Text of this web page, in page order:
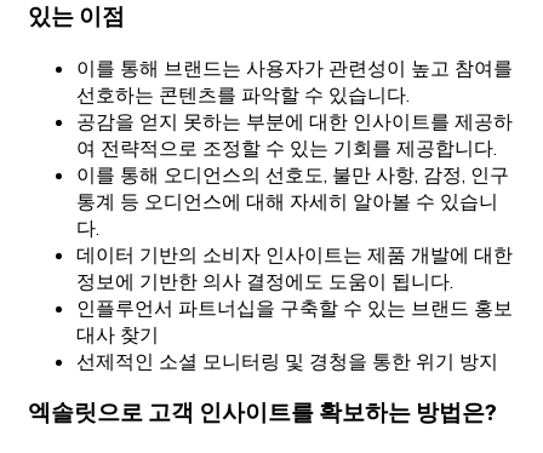
있는 이점
이를 통해 브랜드는 사용자가 관련성이 높고 참여를
선호하는 콘텐츠를 파악할 수 있습니다.
공감을 얻지 못하는 부분에 대한 인사이트를 제공하
여 전략적으로 조정할 수 있는 기회를 제공합니다.
이를 통해 오디언스의 선호도, 불만 사항, 감정, 인구
통계 등 오디언스에 대해 자세히 알아볼 수 있습니
다.
데이터 기반의 소비자 인사이트는 제품 개발에 대한
정보에 기반한 의사 결정에도 도움이 됩니다.
인플루언서 파트너십을 구축할 수 있는 브랜드 홍보
대사 찾기
선제적인 소셜 모니터링 및 경청을 통한 위기 방지
엑솔릿으로 고객 인사이트를 확보하는 방법은?